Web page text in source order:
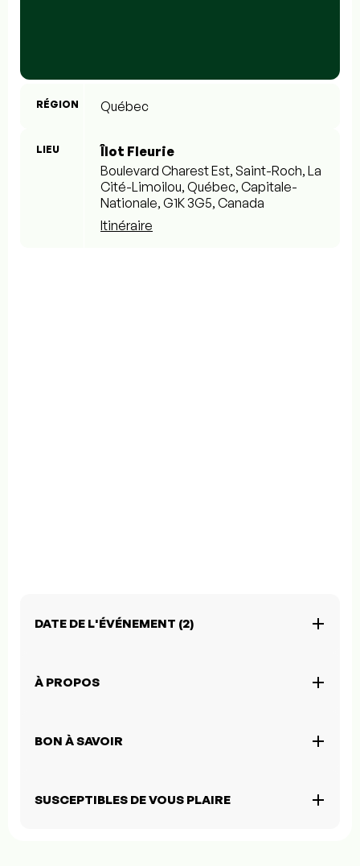
RÉGION Québec
LIEU
Îlot Fleurie
Boulevard Charest Est, Saint-Roch, La
Cité-Limoilou, Québec, Capitale-
Nationale, G1K 3G5, Canada
Itinéraire
DATE DE L'ÉVÉNEMENT (2)
À PROPOS
BON À SAVOIR
SUSCEPTIBLES DE VOUS PLAIRE